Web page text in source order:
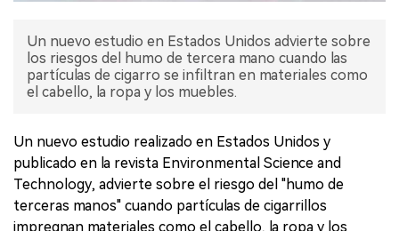
Un nuevo estudio en Estados Unidos advierte sobre
los riesgos del humo de tercera mano cuando las
partículas de cigarro se infiltran en materiales como
el cabello, la ropa y los muebles.
Un nuevo estudio realizado en Estados Unidos y
publicado en la revista Environmental Science and
Technology, advierte sobre el riesgo del "humo de
terceras manos" cuando partículas de cigarrillos
impregnan materiales como el cabello, la ropa y los